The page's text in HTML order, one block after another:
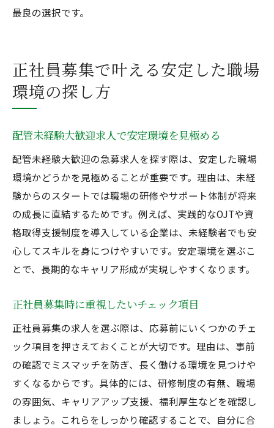
最良の選択です。
正社員募集で叶える安定した職場
環境の探し方
配管未経験大歓迎求人で安定環境を見極める
配管未経験大歓迎の急募求人を探す際は、安定した職場
環境かどうかを見極めることが重要です。理由は、未経
験からのスタートでは職場の研修やサポート体制が将来
の成長に直結するためです。例えば、実践的なOJTや資
格取得支援制度を導入している企業は、未経験者でも安
心してスキルを身につけやすいです。安定環境を選ぶこ
とで、長期的なキャリア形成が実現しやすくなります。
正社員募集時に重視したいチェック項目
正社員募集の求人を選ぶ際は、応募前にいくつかのチェ
ック項目を押さえておくことが大切です。理由は、事前
の確認でミスマッチを防ぎ、長く働ける環境を見つけや
すくなるからです。具体的には、研修制度の有無、職場
の雰囲気、キャリアアップ支援、福利厚生などを確認し
ましょう。これらをしっかり確認することで、自分に合